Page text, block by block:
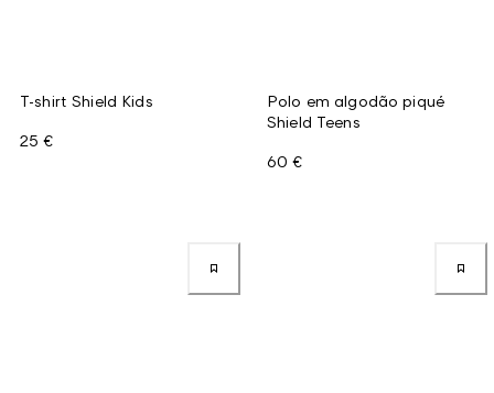
T-shirt Shield Kids
25 €
Polo em algodão piqué
Shield Teens
60 €